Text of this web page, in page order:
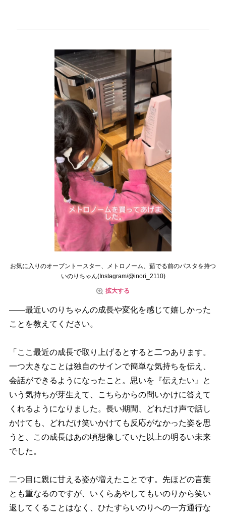
お気に入りのオーブントースター、メトロノーム、茹でる前のパスタを持つ
いのりちゃん(Instagram/@inori_2110)
拡大する
――最近いのりちゃんの成長や変化を感じて嬉しかった
ことを教えてください。
「ここ最近の成長で取り上げるとすると二つあります。
一つ大きなことは独自のサインで簡単な気持ちを伝え、
会話ができるようになったこと。思いを『伝えたい』と
いう気持ちが芽生えて、こちらからの問いかけに答えて
くれるようになりました。長い期間、どれだけ声で話し
かけても、どれだけ笑いかけても反応がなかった姿を思
うと、この成長はあの頃想像していた以上の明るい未来
でした。
二つ目に親に甘える姿が増えたことです。先ほどの言葉
とも重なるのですが、いくらあやしてもいのりから笑い
返してくることはなく、ひたすらいのりへの一方通行な